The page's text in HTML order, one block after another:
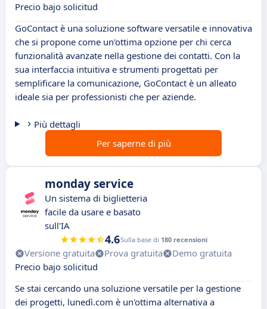
Precio bajo solicitud
GoContact è una soluzione software versatile e innovativa
che si propone come un'ottima opzione per chi cerca
funzionalità avanzate nella gestione dei contatti. Con la
sua interfaccia intuitiva e strumenti progettati per
semplificare la comunicazione, GoContact è un alleato
ideale sia per professionisti che per aziende.
Più dettagli
Per saperne di più
monday service
Un sistema di biglietteria
facile da usare e basato
sull'IA
4.6Sulla base di 180 recensioni
Versione gratuita Prova gratuita
Demo gratuita
Precio bajo solicitud
Se stai cercando una soluzione versatile per la gestione
dei progetti, lunedì.com è un'ottima alternativa a